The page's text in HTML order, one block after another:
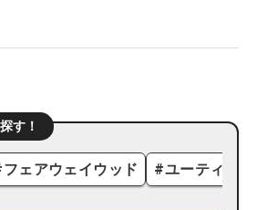
す！
フェアウェイウッド #ユーティリ